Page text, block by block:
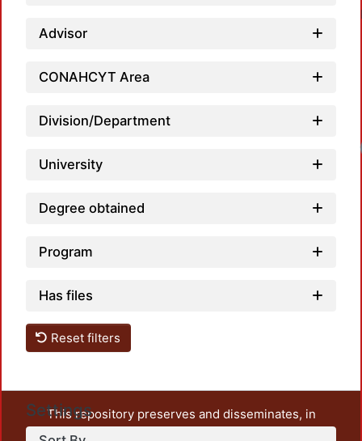
Advisor
CONAHCYT Area
Division/Department
University
Degree obtained
Program
Has files
Reset filters
Settings
This repository preserves and disseminates, in
unrestricted open access, the teaching and research